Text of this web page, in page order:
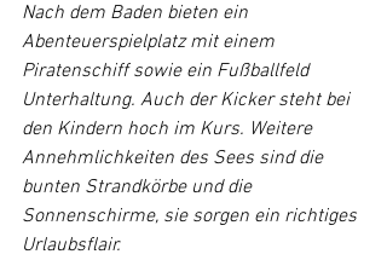
Nach dem Baden bieten ein
Abenteuerspielplatz mit einem
Piratenschiff sowie ein Fußballfeld
Unterhaltung. Auch der Kicker steht bei
den Kindern hoch im Kurs. Weitere
Annehmlichkeiten des Sees sind die
bunten Strandkörbe und die
Sonnenschirme, sie sorgen ein richtiges
Urlaubsflair.